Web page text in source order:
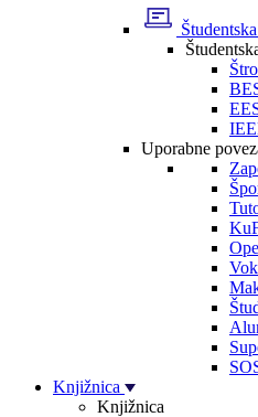
Uporabne
Knjižnica
Knjižnica